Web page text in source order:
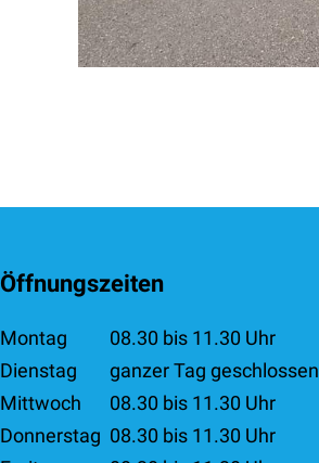
Öffnungszeiten
Montag 08.30 bis 11.30 Uhr
Dienstag
ganzer Tag geschlossen
Mittwoch 08.30 bis 11.30 Uhr
Donnerstag 08.30 bis 11.30 Uhr